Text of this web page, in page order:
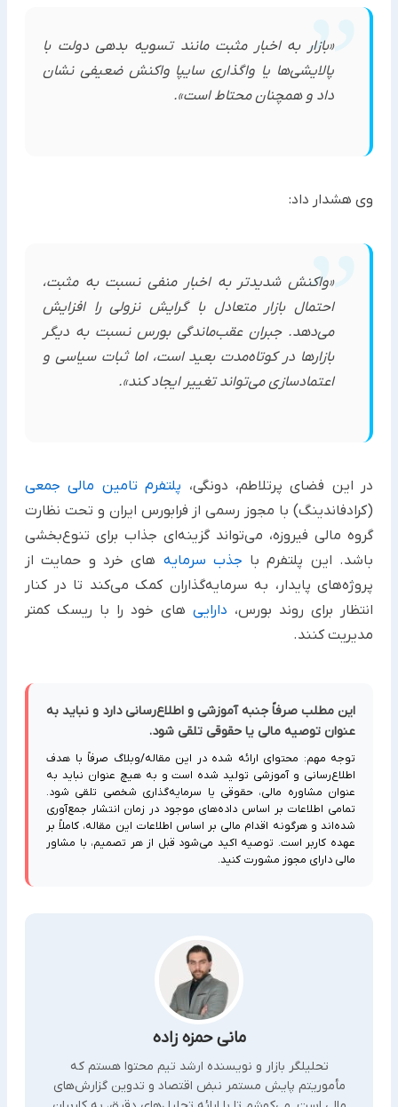
«بازار به اخبار مثبت مانند تسویه بدهی دولت با
پالایشی‌ها یا واگذاری سایپا واکنش ضعیفی نشان
داد و همچنان محتاط است».
وی هشدار داد:
«واکنش شدیدتر به اخبار منفی نسبت به مثبت،
احتمال بازار متعادل با گرایش نزولی را افزایش
می‌دهد. جبران عقب‌ماندگی بورس نسبت به دیگر
بازارها در کوتاه‌مدت بعید است، اما ثبات سیاسی و
اعتمادسازی می‌تواند تغییر ایجاد کند».
در این فضای پرتلاطم، دونگی، پلتفرم تامین مالی جمعی
(کرادفاندینگ) با مجوز رسمی از فرابورس ایران و تحت نظارت
گروه مالی فیروزه، می‌تواند گزینه‌ای جذاب برای تنوع‌بخشی
باشد. این پلتفرم با جذب سرمایه‌ های خرد و حمایت از
پروژه‌های پایدار، به سرمایه‌گذاران کمک می‌کند تا در کنار
انتظار برای روند بورس، دارایی‌ های خود را با ریسک کمتر
مدیریت کنند.
این مطلب صرفاً جنبه آموزشی و اطلاع‌رسانی دارد و نباید به
عنوان توصیه مالی یا حقوقی تلقی شود.
توجه مهم: محتوای ارائه شده در این مقاله/وبلاگ صرفاً با هدف
اطلاع‌رسانی و آموزشی تولید شده است و به هیچ عنوان نباید به
عنوان مشاوره مالی، حقوقی یا سرمایه‌گذاری شخصی تلقی شود.
تمامی اطلاعات بر اساس داده‌های موجود در زمان انتشار جمع‌آوری
شده‌اند و هرگونه اقدام مالی بر اساس اطلاعات این مقاله، کاملاً بر
عهده کاربر است. توصیه اکید می‌شود قبل از هر تصمیم، با مشاور
مالی دارای مجوز مشورت کنید.
مانی حمزه زاده
تحلیلگر بازار و نویسنده ارشد تیم محتوا هستم که
مأموریتم پایش مستمر نبض اقتصاد و تدوین گزارش‌های